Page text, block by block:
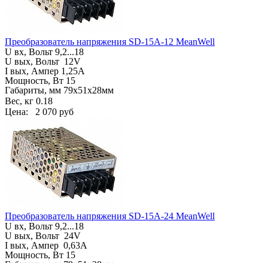
Преобразователь напряжения SD-15A-12 MeanWell
U вх, Вольт 9,2...18
U вых, Вольт 12V
I вых, Ампер 1,25A
Мощность, Вт 15
Габариты, мм 79х51х28мм
Вес, кг 0.18
Цена: 2 070 руб
Преобразователь напряжения SD-15A-24 MeanWell
U вх, Вольт 9,2...18
U вых, Вольт 24V
I вых, Ампер 0,63A
Мощность, Вт 15